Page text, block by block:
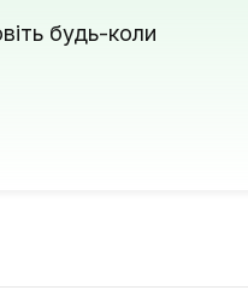
будь-коли